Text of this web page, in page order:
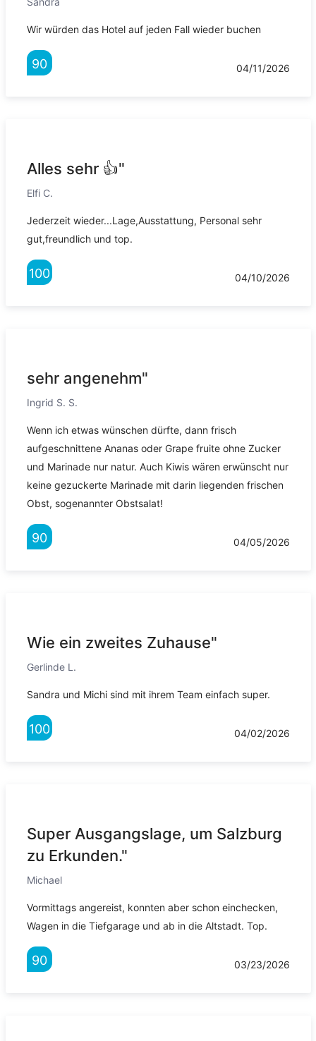
Wir würden das Hotel auf jeden Fall wieder buchen
90 04/11/2026
Alles sehr 👍"
Elfi C.
Jederzeit wieder...Lage,Ausstattung, Personal sehr
gut,freundlich und top.
100 04/10/2026
sehr angenehm"
Ingrid S. S.
Wenn ich etwas wünschen dürfte, dann frisch
aufgeschnittene Ananas oder Grape fruite ohne Zucker
und Marinade nur natur. Auch Kiwis wären erwünscht nur
keine gezuckerte Marinade mit darin liegenden frischen
Obst, sogenannter Obstsalat!
90 04/05/2026
Wie ein zweites Zuhause"
Gerlinde L.
Sandra und Michi sind mit ihrem Team einfach super.
100 04/02/2026
Super Ausgangslage, um Salzburg
zu Erkunden."
Michael
Vormittags angereist, konnten aber schon einchecken,
Wagen in die Tiefgarage und ab in die Altstadt. Top.
90 03/23/2026